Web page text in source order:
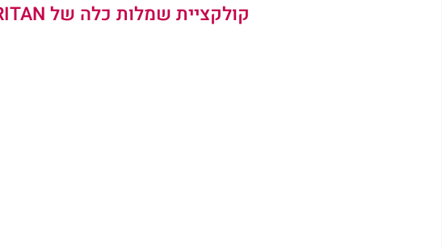
קולקציית שמלות כלה של BRURYA HARITAN